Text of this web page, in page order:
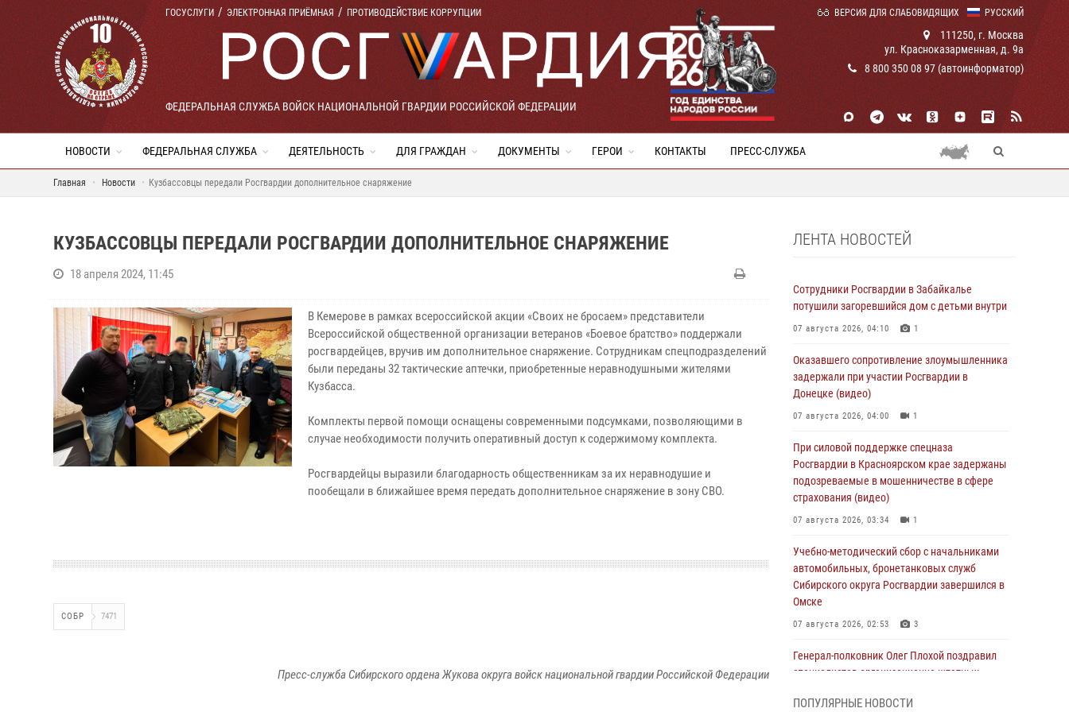
РУССКИЙ
ГОСУСЛУГИ ЭЛЕКТРОННАЯ ПРИЁМНАЯ ПРОТИВОДЕЙСТВИЕ КОРРУПЦИИ ВЕРСИЯ ДЛЯ СЛАБОВИДЯЩИХ
ФЕДЕРАЛЬНАЯ СЛУЖБА ВОЙСК НАЦИОНАЛЬНОЙ ГВАРДИИ РОССИЙСКОЙ ФЕДЕРАЦИИ
111250, г. Москва
ул. Красноказарменная, д. 9а
8 800 350 08 97 (автоинформатор)
НОВОСТИ ФЕДЕРАЛЬНАЯ СЛУЖБА ДЕЯТЕЛЬНОСТЬ ДЛЯ ГРАЖДАН ДОКУМЕНТЫ ГЕРОИ КОНТАКТЫ ПРЕСС-СЛУЖБА
Главная Новости Кузбассовцы передали Росгвардии дополнительное снаряжение
КУЗБАССОВЦЫ ПЕРЕДАЛИ РОСГВАРДИИ ДОПОЛНИТЕЛЬНОЕ СНАРЯЖЕНИЕ
18 апреля 2024, 11:45
В Кемерове в рамках всероссийской акции «Своих не бросаем» представители
Всероссийской общественной организации ветеранов «Боевое братство» поддержали
росгвардейцев, вручив им дополнительное снаряжение. Сотрудникам спецподразделений
были переданы 32 тактические аптечки, приобретенные неравнодушными жителями
Кузбасса.
Комплекты первой помощи оснащены современными подсумками, позволяющими в
случае необходимости получить оперативный доступ к содержимому комплекта.
Росгвардейцы выразили благодарность общественникам за их неравнодушие и
пообещали в ближайшее время передать дополнительное снаряжение в зону СВО.
СОБР 7471
Пресс-служба Сибирского ордена Жукова округа войск национальной гвардии Российской Федерации
ЛЕНТА НОВОСТЕЙ
Сотрудники Росгвардии в Забайкалье
потушили загоревшийся дом с детьми внутри
07 августа 2026, 04:10 1
Оказавшего сопротивление злоумышленника
задержали при участии Росгвардии в
Донецке (видео)
07 августа 2026, 04:00 1
При силовой поддержке спецназа
Росгвардии в Красноярском крае задержаны
подозреваемые в мошенничестве в сфере
страхования (видео)
07 августа 2026, 03:34 1
Учебно-методический сбор с начальниками
автомобильных, бронетанковых служб
Сибирского округа Росгвардии завершился в
Омске
07 августа 2026, 02:53 3
Генерал-полковник Олег Плохой поздравил
специалистов организационно-штатных
профессиональным праздником
ПОПУЛЯРНЫЕ НОВОСТИ